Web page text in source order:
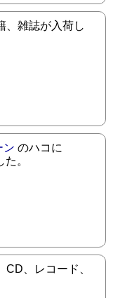
、雑誌が入荷し
ン のハコに
。
CD、レコード、